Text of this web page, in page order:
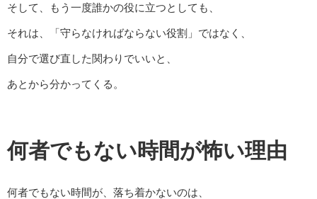
そして、もう一度誰かの役に立つとしても、
それは、「守らなければならない役割」ではなく、
自分で選び直した関わりでいいと、
あとから分かってくる。
何者でもない時間が怖い理由
何者でもない時間が、落ち着かないのは、